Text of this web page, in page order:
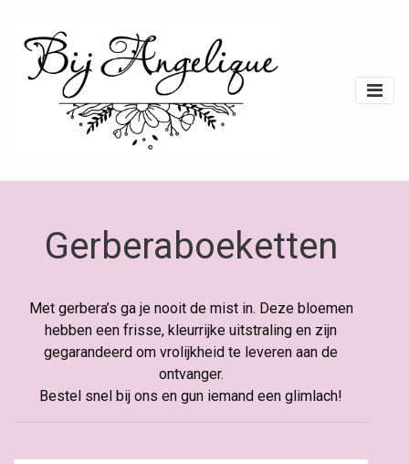
Gerberaboeketten
Met gerbera’s ga je nooit de mist in. Deze bloemen
hebben een frisse, kleurrijke uitstraling en zijn
gegarandeerd om vrolijkheid te leveren aan de
ontvanger.
Bestel snel bij ons en gun iemand een glimlach!